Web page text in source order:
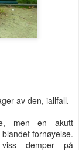
av den, iallfall.
men en akutt
fornøyelse.
demper på